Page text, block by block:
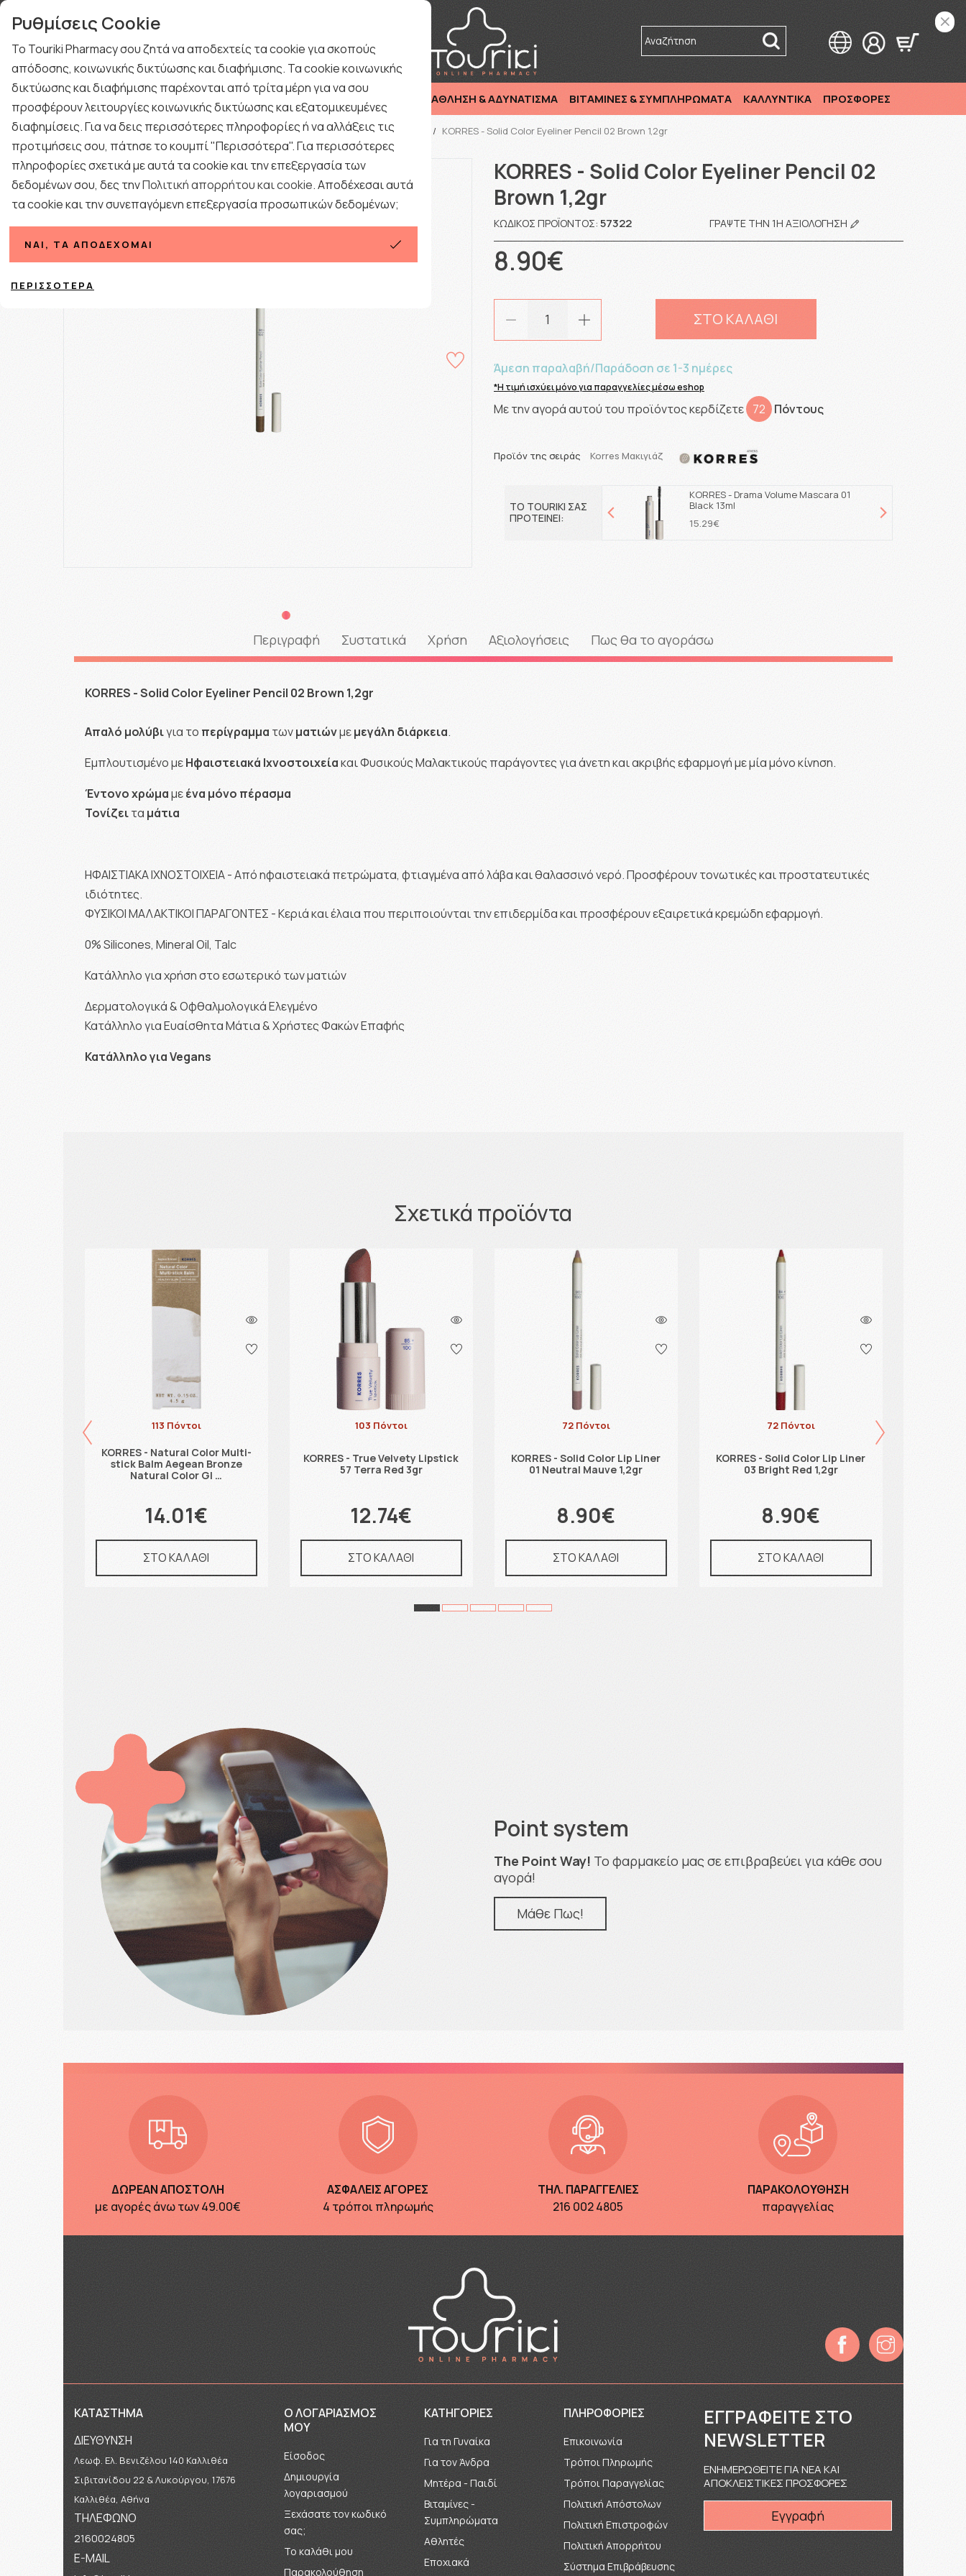
Τηλεφωνική Υποστήριξη : Καθημερινά 9:00-17·00 εκτός Σαββάτου/ Αργιών
ΔΩΡΑ ΓΙΑ ΑΝΔΡΕΣ
ΠΡΟΤΑΣΕΙΣ ΔΩΡΩΝ
BLOG
Αναζήτηση
ΕΠΟΧΙΑΚΑ ΦΑΡΜΑΚΕΙΟ ΓΥΝΑΙΚΑ ΑΝΔΡΑΣ ΜΗΤΕΡΑ & ΠΑΙΔΙ ΑΘΛΗΣΗ & ΑΔΥΝΑΤΙΣΜΑ ΒΙΤΑΜΙΝΕΣ & ΣΥΜΠΛΗΡΩΜΑΤΑ ΚΑΛΛΥΝΤΙΚΑ ΠΡΟΣΦΟΡΕΣ
Αρχική / Εταιρίες / / KORRES - Solid Color Eyeliner Pencil 02 Brown 1,2gr
KORRES - Solid Color Eyeliner Pencil 02
Brown 1,2gr
ΚΩΔΙΚΌΣ ΠΡΟΪΌΝΤΟΣ: 57322 ΓΡΆΨΤΕ ΤΗΝ 1Η ΑΞΙΟΛΌΓΗΣΗ
8.90€
ΣΤΟ ΚΑΛΑΘΙ
Άμεση παραλαβή/Παράδοση σε 1-3 ημέρες
*Η τιμή ισχύει μόνο για παραγγελίες μέσω eshop
Με την αγορά αυτού του προϊόντος κερδίζετε 72 Πόντους
Προϊόν της σειράς Korres Μακιγιάζ
ΤΟ TOURIKI ΣΑΣ
ΠΡΟΤΕΙΝΕΙ:
KORRES - Drama Volume Mascara 01
Black 13ml
15.29€
Περιγραφή Συστατικά Χρήση Αξιολογήσεις Πως θα το αγοράσω
KORRES - Solid Color Eyeliner Pencil 02 Brown 1,2gr
Απαλό μολύβιγια το περίγραμμα τωνματιώνμεμεγάλη διάρκεια.
Εμπλουτισμένο μεΗφαιστειακά Ιχνοστοιχείακαι Φυσικούς Μαλακτικούς παράγοντες για άνετη και ακριβής εφαρμογή με μία μόνο κίνηση.
Έντονοχρώμαμεένα μόνο πέρασμα
Τονίζειτα μάτια
ΗΦΑΙΣΤΙΑΚΑ ΙΧΝΟΣΤΟΙΧΕΙΑ - Από ηφαιστειακά πετρώματα, φτιαγμένα από λάβα και θαλασσινό νερό. Προσφέρουν τονωτικές και προστατευτικές
ιδιότητες.
ΦΥΣΙΚΟΙ ΜΑΛΑΚΤΙΚΟΙ ΠΑΡΑΓΟΝΤΕΣ - Κεριά και έλαια που περιποιούνται την επιδερμίδα και προσφέρουν εξαιρετικά κρεμώδη εφαρμογή.
0% Silicones, Mineral Oil, Talc
Κατάλληλο για χρήση στο εσωτερικό των ματιών
Δερματολογικά & Οφθαλμολογικά Ελεγμένο
Κατάλληλο για Ευαίσθητα Μάτια & Χρήστες Φακών Επαφής
Κατάλληλο για Vegans
Σχετικά προϊόντα
113 Πόντοι
KORRES - Natural Color Multi-
stick Balm Aegean Bronze
Natural Color Gl …
14.01€
ΣΤΟ ΚΑΛΑΘΙ
103 Πόντοι
KORRES - True Velvety Lipstick
57 Terra Red 3gr
12.74€
ΣΤΟ ΚΑΛΑΘΙ
72 Πόντοι
KORRES - Solid Color Lip Liner
01 Neutral Mauve 1,2gr
8.90€
ΣΤΟ ΚΑΛΑΘΙ
72 Πόντοι
KORRES - Solid Color Lip Liner
03 Bright Red 1,2gr
8.90€
ΣΤΟ ΚΑΛΑΘΙ
Point system
The Point Way! Το φαρμακείο μας σε επιβραβεύει για κάθε σου
αγορά!
Μάθε Πως!
ΔΩΡΕΑΝ ΑΠΟΣΤΟΛΗ
με αγορές άνω των49.00€
ΑΣΦΑΛΕΙΣ ΑΓΟΡΕΣ
4 τρόποι πληρωμής
ΤΗΛ. ΠΑΡΑΓΓΕΛΙΕΣ
216 002 4805
ΠΑΡΑΚΟΛΟΥΘΗΣΗ
παραγγελίας
ΚΑΤΑΣΤΗΜΑ
ΔΙΕΥΘΥΝΣΗ
Λεωφ. Ελ. Βενιζέλου 140 Καλλιθέα
Σιβιτανίδου 22 & Λυκούργου, 17676
Καλλιθέα, Αθήνα
ΤΗΛΕΦΩΝΟ
2160024805
E-MAIL
Ο ΛΟΓΑΡΙΑΣΜΌΣ
ΜΟΥ
Είσοδος
Δημιουργία
λογαριασμού
Ξεχάσατε τον κωδικό
σας;
Το καλάθι μου
Παρακολούθηση
ΚΑΤΗΓΟΡΙΕΣ
Για τη Γυναίκα
Για τον Άνδρα
Μητέρα - Παιδί
Βιταμίνες -
Συμπληρώματα
Αθλητές
Εποχιακά
ΠΛΗΡΟΦΟΡΊΕΣ
Επικοινωνία
Τρόποι Πληρωμής
Τρόποι Παραγγελίας
Πολιτική Απόστολων
Πολιτική Επιστροφών
Πολιτική Απορρήτου
Σύστημα Επιβράβευσης
ΕΓΓΡΑΦΕΊΤΕ ΣΤΟ
NEWSLETTER
ΕΝΗΜΕΡΩΘΕΙΤΕ ΓΙΑ ΝΕΑ ΚΑΙ
ΑΠΟΚΛΕΙΣΤΙΚΕΣ ΠΡΟΣΦΟΡΕΣ
Εγγραφή
Ρυθμίσεις Cookie
Το Touriki Pharmacy σου ζητά να αποδεχτείς τα cookie για σκοπούς
απόδοσης, κοινωνικής δικτύωσης και διαφήμισης. Τα cookie κοινωνικής
δικτύωσης και διαφήμισης παρέχονται από τρίτα μέρη για να σου
προσφέρουν λειτουργίες κοινωνικής δικτύωσης και εξατομικευμένες
διαφημίσεις. Για να δεις περισσότερες πληροφορίες ή να αλλάξεις τις
προτιμήσεις σου, πάτησε το κουμπί "Περισσότερα". Για περισσότερες
πληροφορίες σχετικά με αυτά τα cookie και την επεξεργασία των
δεδομένων σου, δες τηνΠολιτική απορρήτου και cookie. Αποδέχεσαι αυτά
τα cookie και την συνεπαγόμενη επεξεργασία προσωπικών δεδομένων;
ΝΑΙ, ΤΑ ΑΠΟΔΈΧΟΜΑΙ
ΠΕΡΙΣΣΌΤΕΡΑ